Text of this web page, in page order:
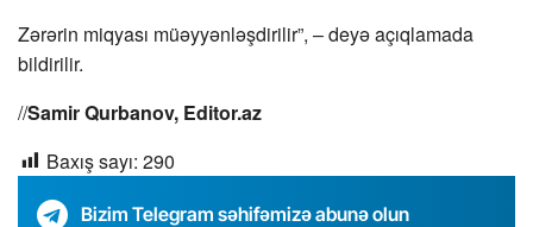
Zərərin miqyası müəyyənləşdirilir”, – deyə açıqlamada
bildirilir.
//Samir Qurbanov, Editor.az
Baxış sayı: 290
Bizim Telegram səhifəmizə abunə olun